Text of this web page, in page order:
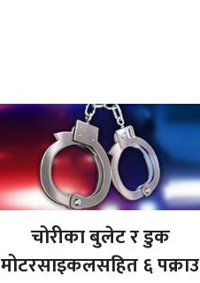
चोरीका बुलेट र डुक
मोटरसाइकलसहित ६ पक्राउ